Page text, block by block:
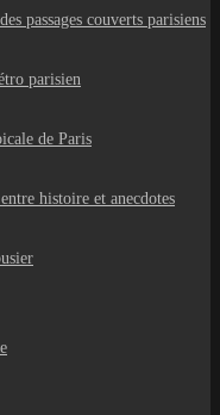
passages couverts parisiens
parisien
de Paris
histoire et anecdotes